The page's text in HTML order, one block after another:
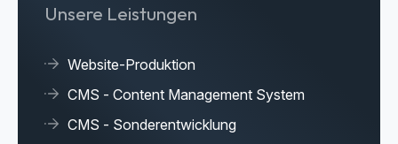
Unsere Leistungen
Website-Produktion
CMS - Content Management System
CMS - Sonderentwicklung